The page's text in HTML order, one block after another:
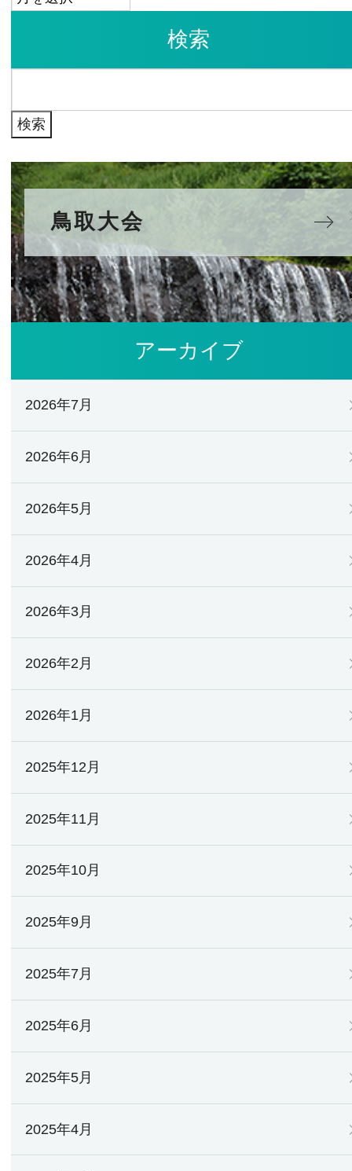
検索
鳥取大会
アーカイブ
2026年7月
2026年6月
2026年5月
2026年4月
2026年3月
2026年2月
2026年1月
2025年12月
2025年11月
2025年10月
2025年9月
2025年7月
2025年6月
2025年5月
2025年4月